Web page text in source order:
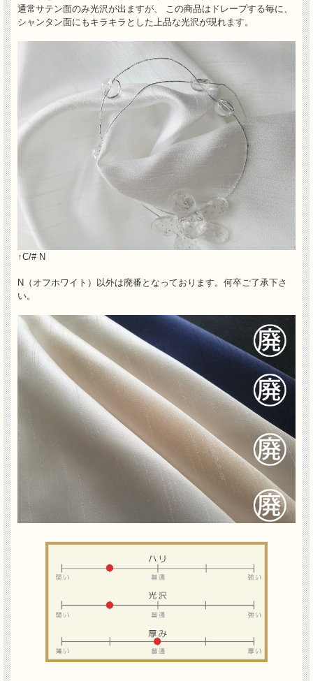
通常サテン面のみ光沢が出ますが、 この商品はドレープする毎に、
シャンタン面にもキラキラとした上品な光沢が現れます。
↑C/# N
N（オフホワイト）以外は廃番となっております。何卒ご了承下さ
い。